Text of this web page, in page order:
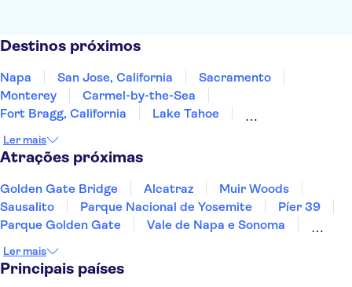
Destinos próximos
Napa San Jose, California
Sacramento
Monterey
Carmel-by-the-Sea
Fort Bragg, California
Lake Tahoe
Incline Village
Reno
Santa Bárbara
Nevada
Ler mais
Atrações próximas
Golden Gate Bridge Alcatraz
Muir Woods
Sausalito
Parque Nacional de Yosemite
Píer 39
Parque Golden Gate
Vale de Napa e Sonoma
Bairro Francês
Estátua da Liberdade
Ler mais
Principais países